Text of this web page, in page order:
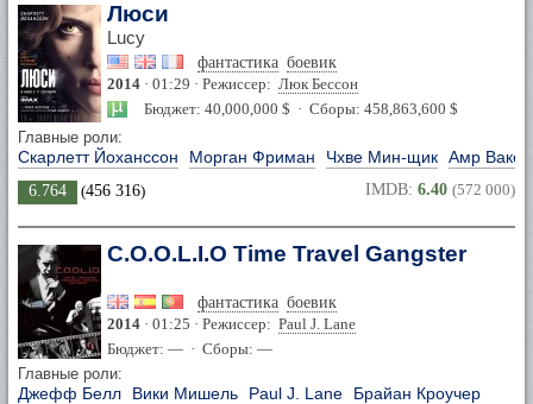
Люси
Lucy
фантастика боевик
2014 · 01:29 · Режиссер: Люк Бессон
Бюджет: 40,000,000 $ · Сборы: 458,863,600 $
Главные роли:
Скарлетт Йоханссон Морган Фриман Чхве Мин-щик Амр Вакед
6.764 (456 316) IMDB: 6.40 (572 000)
C.O.O.L.I.O Time Travel Gangster
фантастика боевик
2014 · 01:25 · Режиссер: Paul J. Lane
Бюджет: — · Сборы: —
Главные роли:
Джефф Белл Вики Мишель Paul J. Lane Брайан Кроучер